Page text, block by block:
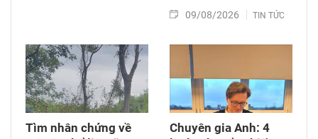
09/08/2026 TIN TỨC
Tìm nhân chứng về
Chuyên gia Anh: 4